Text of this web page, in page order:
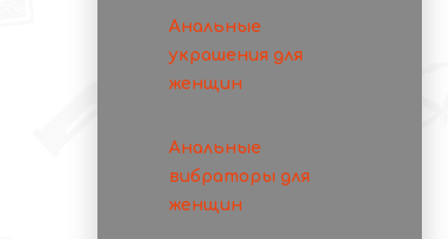
Анальные
украшения для
женщин
Анальные
вибраторы для
женщин